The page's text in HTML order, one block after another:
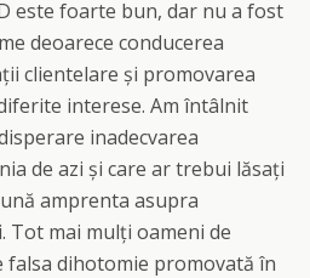
este foarte bun, dar nu a fost
deoarece conducerea
clientelare și promovarea
interese. Am întâlnit
inadecvarea
de azi și care ar trebui lăsați
amprenta asupra
Tot mai mulți oameni de
falsa dihotomie promovată în